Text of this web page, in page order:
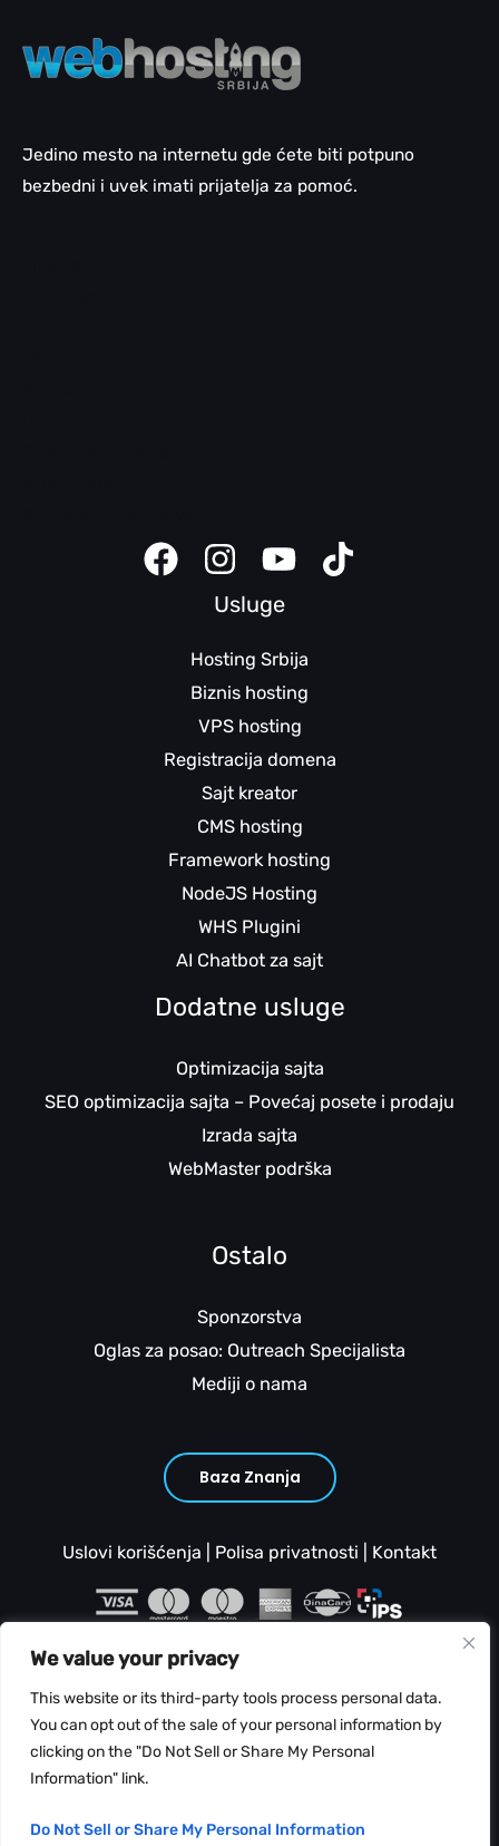
We value your privacy
This website or its third-party tools process personal data.
You can opt out of the sale of your personal information by
clicking on the "Do Not Sell or Share My Personal
Information" link.
Do Not Sell or Share My Personal Information
Jedino mesto na internetu gde ćete biti potpuno
bezbedni i uvek imati prijatelja za pomoć.
Usluge
Hosting Srbija
Biznis hosting
VPS hosting
Registracija domena
Sajt kreator
CMS hosting
Framework hosting
NodeJS Hosting
WHS Plugini
AI Chatbot za sajt
Dodatne usluge
Optimizacija sajta
SEO optimizacija sajta – Povećaj posete i prodaju
Izrada sajta
WebMaster podrška
Ostalo
Sponzorstva
Oglas za posao: Outreach Specijalista
Mediji o nama
Baza Znanja
Uslovi korišćenja Polisa privatnosti Kontakt
Copyright © 2026 Web Hosting Srbija